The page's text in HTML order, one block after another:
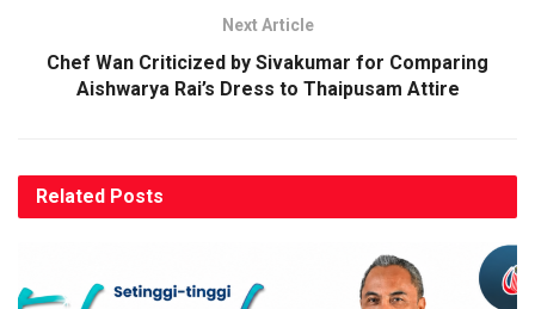
Next Article
Chef Wan Criticized by Sivakumar for Comparing
Aishwarya Rai’s Dress to Thaipusam Attire
Related Posts